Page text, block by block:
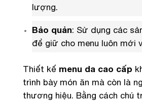
lượng.
Bảo quản: Sử dụng các
để giữ cho menu luôn mới
Thiết kế menu da cao cấp
trình bày món ăn mà còn là
thương hiệu. Bằng cách chú